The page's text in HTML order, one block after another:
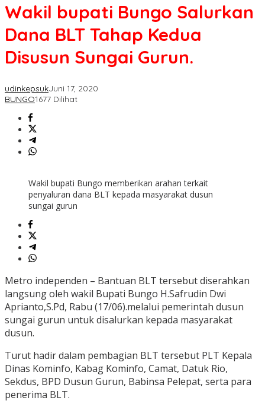
Wakil bupati Bungo Salurkan
Dana BLT Tahap Kedua
Disusun Sungai Gurun.
udinkepsukJuni 17, 2020
BUNGO1677 Dilihat
Wakil bupati Bungo memberikan arahan terkait
penyaluran dana BLT kepada masyarakat dusun
sungai gurun
Metro independen – Bantuan BLT tersebut diserahkan
langsung oleh wakil Bupati Bungo H.Safrudin Dwi
Aprianto,S.Pd, Rabu (17/06).melalui pemerintah dusun
sungai gurun untuk disalurkan kepada masyarakat
dusun.
Turut hadir dalam pembagian BLT tersebut PLT Kepala
Dinas Kominfo, Kabag Kominfo, Camat, Datuk Rio,
Sekdus, BPD Dusun Gurun, Babinsa Pelepat, serta para
penerima BLT.